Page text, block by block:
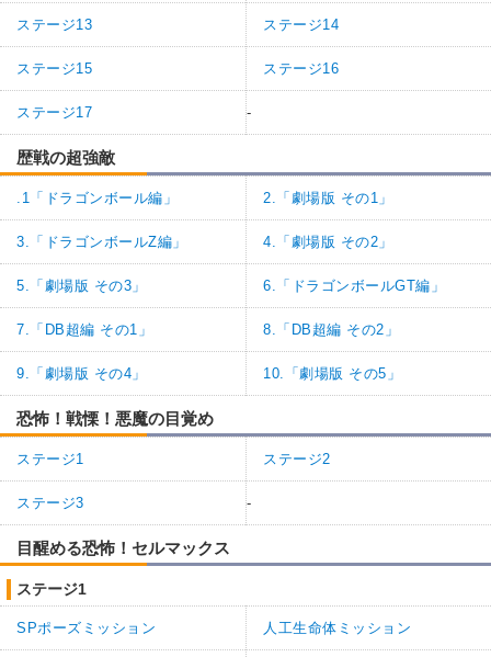
ステージ13 ステージ14
ステージ15 ステージ16
ステージ17 -
歴戦の超強敵
.1「ドラゴンボール編」 2.「劇場版 その1」
3.「ドラゴンボールZ編」 4.「劇場版 その2」
5.「劇場版 その3」 6.「ドラゴンボールGT編」
7.「DB超編 その1」 8.「DB超編 その2」
9.「劇場版 その4」 10.「劇場版 その5」
恐怖！戦慄！悪魔の目覚め
ステージ1 ステージ2
ステージ3 -
目醒める恐怖！セルマックス
ステージ1
SPポーズミッション 人工生命体ミッション